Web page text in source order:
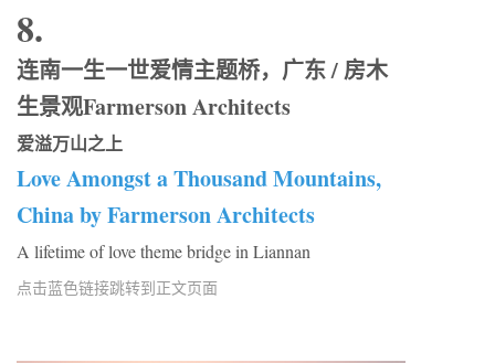
8.
连南一生一世爱情主题桥，广东 / 房木
生景观Farmerson Architects
爱溢万山之上
Love Amongst a Thousand Mountains,
China by Farmerson Architects
A lifetime of love theme bridge in Liannan
点击蓝色链接跳转到正文页面